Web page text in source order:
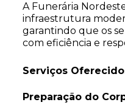
A Funerária
infraestrutura
garantindo que os
com eficiência e
Serviços
Preparação do